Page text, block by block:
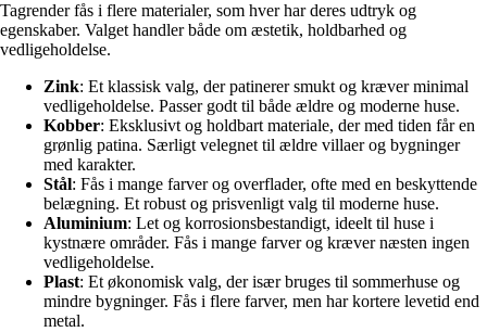
Tagrender fås i flere materialer, som hver har deres udtryk og
egenskaber. Valget handler både om æstetik, holdbarhed og
vedligeholdelse.
Zink: Et klassisk valg, der patinerer smukt og kræver minimal
vedligeholdelse. Passer godt til både ældre og moderne huse.
Kobber: Eksklusivt og holdbart materiale, der med tiden får en
grønlig patina. Særligt velegnet til ældre villaer og bygninger
med karakter.
Stål: Fås i mange farver og overflader, ofte med en beskyttende
belægning. Et robust og prisvenligt valg til moderne huse.
Aluminium: Let og korrosionsbestandigt, ideelt til huse i
kystnære områder. Fås i mange farver og kræver næsten ingen
vedligeholdelse.
Plast: Et økonomisk valg, der især bruges til sommerhuse og
mindre bygninger. Fås i flere farver, men har kortere levetid end
metal.